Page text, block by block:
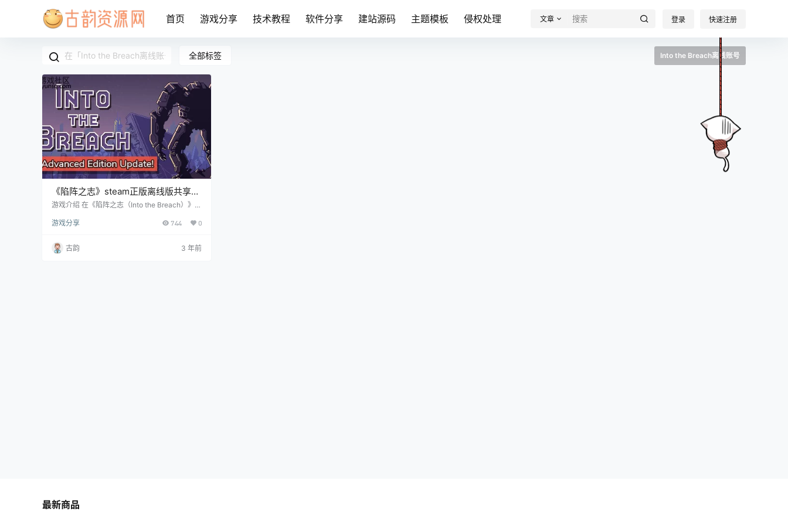
首页 游戏分享 技术教程 软件分享 建站源码 主题模板 侵权处理 文章 登录 快速注册
全部标签 Into the Breach离线账号
《陷阵之志》steam正版离线版共享账
号
游戏介绍 在《陷阵之志（Into the Breach）》的
这个回合制策略游戏中，每次拯救世界的尝试都
题解决合集教程https://www.hackv.cn/1613.ht
ml steam账号： 账号获取地址：https://www.g
游戏分享 744 0
古韵 3 年前
最新商品